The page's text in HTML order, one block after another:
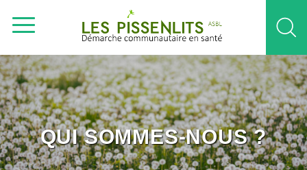
QUI SOMMES-NOUS ?